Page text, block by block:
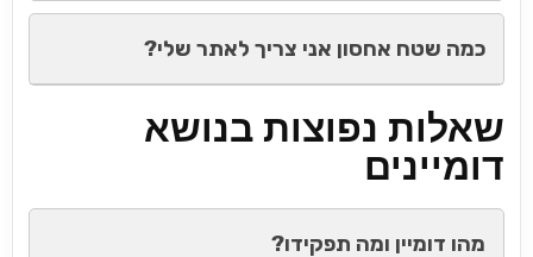
כמה שטח אחסון אני צריך לאתר שלי?
שאלות נפוצות בנושא
דומיינים
מהו דומיין ומה תפקידו?